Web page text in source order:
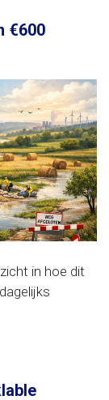
€600
in hoe dit